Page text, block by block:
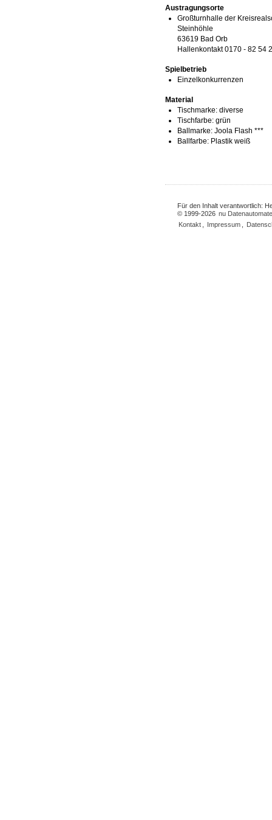
Austragungsorte
Großturnhalle der
Steinhöhle
63619 Bad Orb
Hallenkontakt 0170 - 82 54
Spielbetrieb
Einzelkonkurrenzen
Material
Tischmarke: diverse
Tischfarbe: grün
Ballmarke: Joola Flash ***
Ballfarbe: Plastik weiß
Für den Inhalt verantwortlich:
© 1999-2026 nu
Kontakt
Impressum